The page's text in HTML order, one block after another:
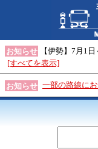
お知らせ
【伊勢】7月1
[すべてを表示]
お知らせ 一部の路線に